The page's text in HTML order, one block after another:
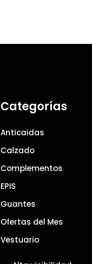
Categorías
Anticaidas
Calzado
Complementos
EPIS
Guantes
Ofertas del Mes
Vestuario